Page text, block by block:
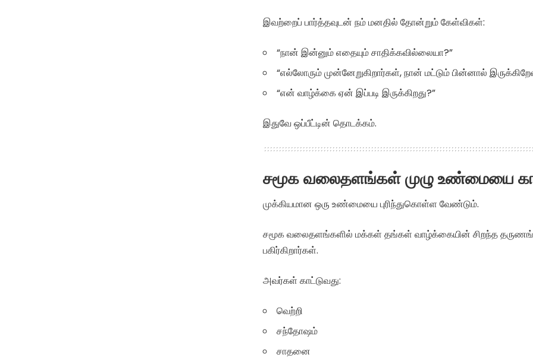
இவற்றைப் பார்த்தவுடன் நம் மனதில் தோன்றும் கேள்விகள்:
“நான் இன்னும் எதையும் சாதிக்கவில்லையா?”
“எல்லோரும் முன்னேறுகிறார்கள், நான் மட்டும் பின்னால்
“என் வாழ்க்கை ஏன் இப்படி இருக்கிறது?”
இதுவே ஒப்பீட்டின் தொடக்கம்.
சமூக வலைதளங்கள் முழு உண்மையை
முக்கியமான ஒரு உண்மையை புரிந்துகொள்ள வேண்டும்.
சமூக வலைதளங்களில் மக்கள் தங்கள் வாழ்க்கையின் சிறந்த
பகிர்கிறார்கள்.
அவர்கள் காட்டுவது:
வெற்றி
சந்தோஷம்
சாதனை